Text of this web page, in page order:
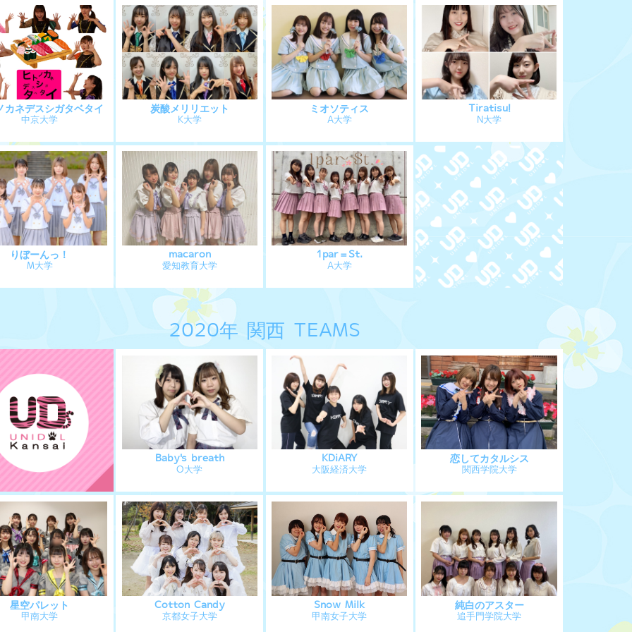
カネデスシガタベタイ
中京大学
炭酸メリリエット
K大学
ミオソティス
A大学
Tiratisu!
N大学
りぼーんっ！
M大学
macaron
愛知教育大学
1par＝St.
A大学
2020年 関西 TEAMS
Baby's breath
O大学
KDiARY
大阪経済大学
恋してカタルシス
関西学院大学
星空パレット
甲南大学
Cotton Candy
京都女子大学
Snow Milk
甲南女子大学
純白のアスター
追手門学院大学